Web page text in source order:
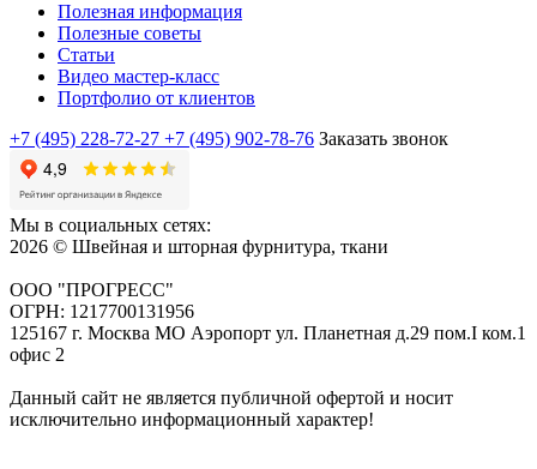
Полезная информация
Полезные советы
Статьи
Видео мастер-класс
Портфолио от клиентов
+7 (495) 228-72-27 +7 (495) 902-78-76 Заказать звонок
Мы в социальных сетях:
2026 © Швейная и шторная фурнитура, ткани
ООО "ПРОГРЕСС"
ОГРН: 1217700131956
125167 г. Москва МО Аэропорт ул. Планетная д.29 пом.I ком.1
офис 2
Данный сайт не является публичной офертой и носит
исключительно информационный характер!